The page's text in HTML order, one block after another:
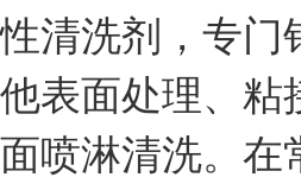
性清洗剂，专门
他表面处理、粘
面喷淋清洗。在